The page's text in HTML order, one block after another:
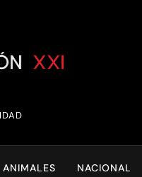
XXI
ANIMALES NACIONAL